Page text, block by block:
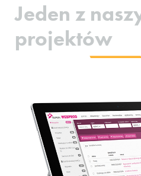
Jeden z
projektów